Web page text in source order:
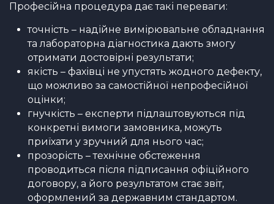
Професійна процедура дає такі переваги:
точність – надійне вимірювальне обладнання
та лабораторна діагностика дають змогу
отримати достовірні результати;
якість – фахівці не упустять жодного дефекту,
що можливо за самостійної непрофесійної
оцінки;
гнучкість – експерти підлаштовуються під
конкретні вимоги замовника, можуть
приїхати у зручний для нього час;
прозорість – технічне обстеження
проводиться після підписання офіційного
договору, а його результатом стає звіт,
оформлений за державним стандартом.